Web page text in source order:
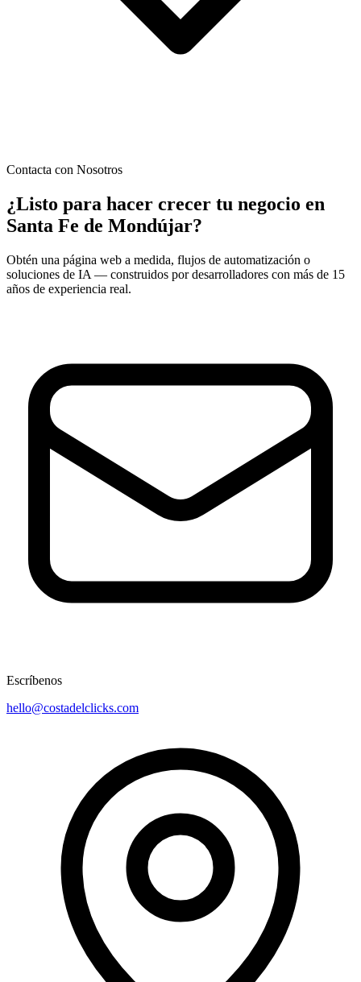
Contacta con Nosotros
¿Listo para hacer crecer tu negocio en
Santa Fe de Mondújar?
Obtén una página web a medida, flujos de automatización o
soluciones de IA — construidos por desarrolladores con más de 15
años de experiencia real.
Escríbenos
hello@costadelclicks.com